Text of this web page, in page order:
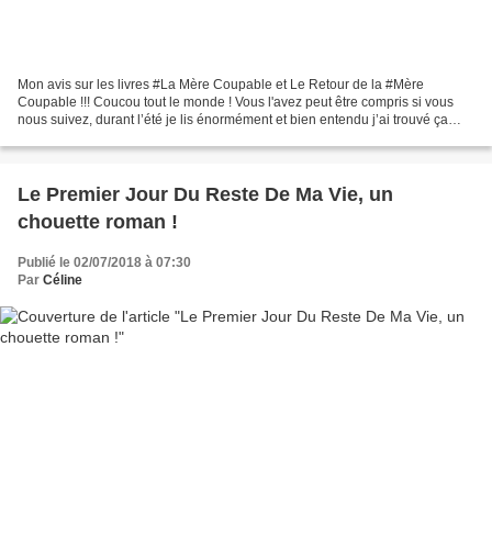
Mon avis sur les livres #La Mère Coupable et Le Retour de la #Mère
Coupable !!! Coucou tout le monde ! Vous l'avez peut être compris si vous
nous suivez, durant l’été je lis énormément et bien entendu j’ai trouvé ça
Le Premier Jour Du Reste De Ma Vie, un
chouette roman !
Publié le 02/07/2018 à 07:30
Par Céline